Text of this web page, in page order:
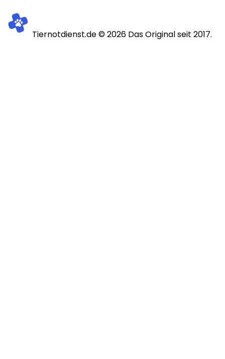
Tiernotdienst.de ©2026 Das Original seit 2017.